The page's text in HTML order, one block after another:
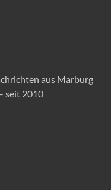
aus Marburg
seit 2010